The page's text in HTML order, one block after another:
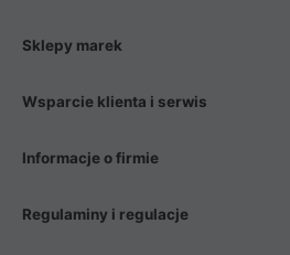
Sklepy marek
Wsparcie klienta i serwis
Informacje o firmie
Regulaminy i regulacje